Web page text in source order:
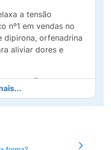
a tensão
nº1 em vendas no
dipirona, orfenadrina
aliviar dores e
eficaz na
a orfenadrina é a
muscular. A